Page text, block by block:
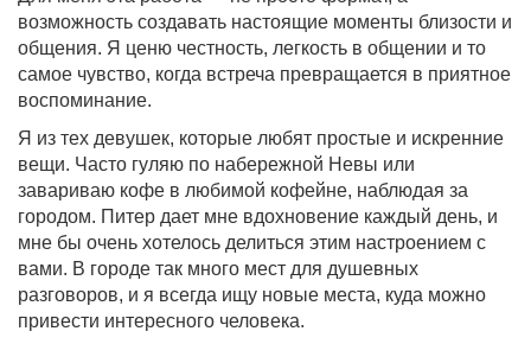
возможность создавать настоящие моменты близости и
общения. Я ценю честность, легкость в общении и то
самое чувство, когда встреча превращается в приятное
воспоминание.
Я из тех девушек, которые любят простые и искренние
вещи. Часто гуляю по набережной Невы или
завариваю кофе в любимой кофейне, наблюдая за
городом. Питер дает мне вдохновение каждый день, и
мне бы очень хотелось делиться этим настроением с
вами. В городе так много мест для душевных
разговоров, и я всегда ищу новые места, куда можно
привести интересного человека.